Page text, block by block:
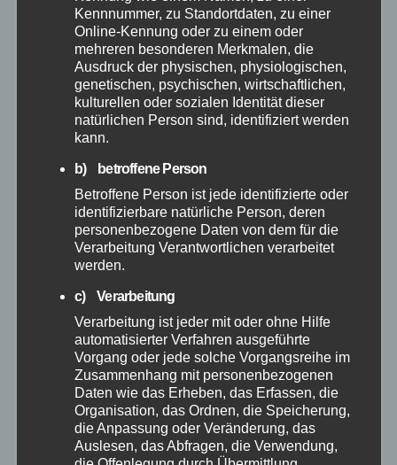
März 2026
Februar 2026
Januar 2026
Dezember 2025
November 2025
Oktober 2025
August 2025
Juli 2025
Juni 2025
Kennnummer, zu Standortdaten, zu einer
Online-Kennung oder zu einem oder
mehreren besonderen Merkmalen, die
Ausdruck der physischen, physiologischen,
genetischen, psychischen, wirtschaftlichen,
kulturellen oder sozialen Identität dieser
natürlichen Person sind, identifiziert werden
kann.
b) betroffene Person
Betroffene Person ist jede identifizierte oder
identifizierbare natürliche Person, deren
personenbezogene Daten von dem für die
Verarbeitung Verantwortlichen verarbeitet
werden.
c) Verarbeitung
Verarbeitung ist jeder mit oder ohne Hilfe
automatisierter Verfahren ausgeführte
Vorgang oder jede solche Vorgangsreihe im
Zusammenhang mit personenbezogenen
Daten wie das Erheben, das Erfassen, die
Organisation, das Ordnen, die Speicherung,
die Anpassung oder Veränderung, das
Auslesen, das Abfragen, die Verwendung,